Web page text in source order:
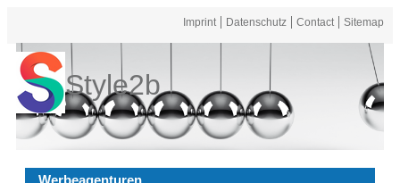
Imprint Datenschutz Contact Sitemap
Style2b
Werbeagenturen